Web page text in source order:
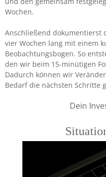
Wochen.
Anschließend dokumentierst
vier Wochen lang mit einem
Beobachtungsbogen. So
den wir beim 15-minütigen
Dadurch können wir
Bedarf die nächsten Schritte
Dein